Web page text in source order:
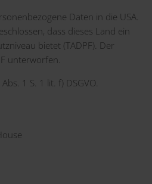
Daten in die USA.
dass dieses Land ein
bietet (TADPF). Der
unterworfen.
1 S. 1 lit. f) DSGVO.